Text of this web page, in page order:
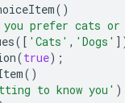
()
you prefer cats or
([ 'Cats' , 'Dogs'
(true);
()
to know you'